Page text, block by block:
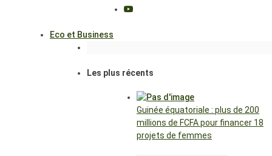
Eco et Business
Les plus récents
Guinée équatoriale : plus de 200
millions de FCFA pour financer 18
projets de femmes